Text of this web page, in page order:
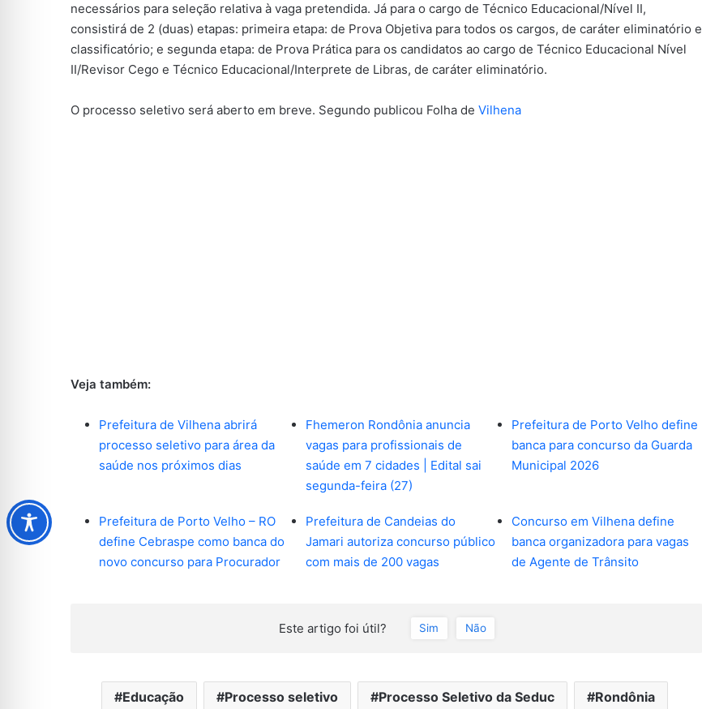
necessários para seleção relativa à vaga pretendida. Já para o cargo de Técnico Educacional/Nível II,
consistirá de 2 (duas) etapas: primeira etapa: de Prova Objetiva para todos os cargos, de caráter eliminatório e
classificatório; e segunda etapa: de Prova Prática para os candidatos ao cargo de Técnico Educacional Nível
II/Revisor Cego e Técnico Educacional/Interprete de Libras, de caráter eliminatório.
O processo seletivo será aberto em breve. Segundo publicou Folha de Vilhena
Veja também:
Prefeitura de Vilhena abrirá
processo seletivo para área da
saúde nos próximos dias
Fhemeron Rondônia anuncia
vagas para profissionais de
saúde em 7 cidades | Edital sai
segunda-feira (27)
Prefeitura de Porto Velho define
banca para concurso da Guarda
Municipal 2026
Prefeitura de Porto Velho – RO
define Cebraspe como banca do
novo concurso para Procurador
Prefeitura de Candeias do
Jamari autoriza concurso público
com mais de 200 vagas
Concurso em Vilhena define
banca organizadora para vagas
de Agente de Trânsito
Este artigo foi útil? Sim Não
Educação Processo seletivo Processo Seletivo da Seduc Rondônia